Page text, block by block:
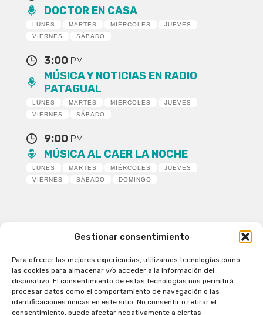
Gestionar consentimiento
Para ofrecer las mejores experiencias, utilizamos tecnologías como
las cookies para almacenar y/o acceder a la información del
dispositivo. El consentimiento de estas tecnologías nos permitirá
procesar datos como el comportamiento de navegación o las
identificaciones únicas en este sitio. No consentir o retirar el
consentimiento, puede afectar negativamente a ciertas
DOCTOR EN CASA
LUNES MARTES MIÉRCOLES
JUEVES
VIERNES
SÁBADO
3:00 PM
MÚSICA Y NOTICIAS EN RADIO
PATAGUAL
LUNES MARTES MIÉRCOLES
JUEVES
VIERNES
SÁBADO
9:00 PM
MÚSICA AL CAER LA NOCHE
LUNES MARTES MIÉRCOLES
JUEVES
VIERNES
SÁBADO DOMINGO
Patagual Radio Digital 2026 - Todos los derechos
reservados
la Radio de Verdad
Cobertura